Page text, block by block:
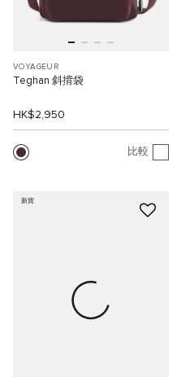
VOYAGEUR
Teghan 斜揹袋
HK$2,950
比較
新貨